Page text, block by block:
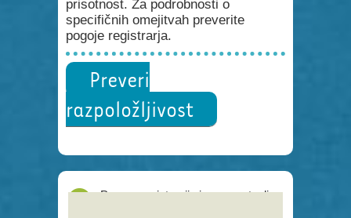
prisotnost. Za podrobnosti o
specifičnih omejitvah preverite
pogoje registrarja.
Preveri
razpoložljivost
Proces registracije je poenostavljen